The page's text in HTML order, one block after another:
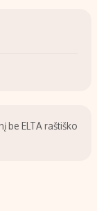
be ELTA raštiško